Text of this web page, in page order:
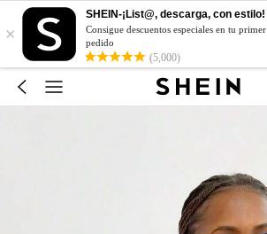
×
SHEIN-¡List@, descarga, con estilo!
Consigue descuentos especiales en tu primer
pedido
(5,000)